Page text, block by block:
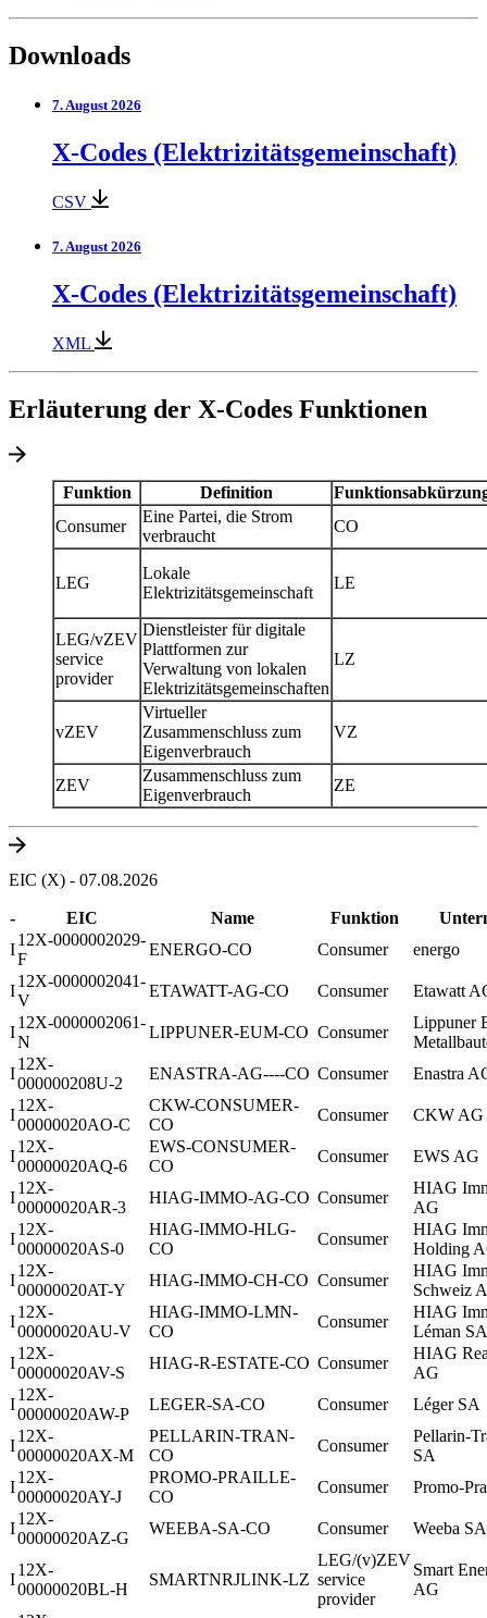
Downloads
7. August 2026
X-Codes (Elektrizitätsgemeinschaft)
CSV
7. August 2026
X-Codes (Elektrizitätsgemeinschaft)
XML
Erläuterung der X-Codes Funktionen
Funktion Definition
Consumer
Eine Partei, die Strom
verbraucht
CO
LEG
Lokale
Elektrizitätsgemeinschaft
LE
LEG/vZEV
service
provider
Dienstleister für digitale
Plattformen zur
Verwaltung von lokalen
Elektrizitätsgemeinschaften
LZ
vZEV
Virtueller
Zusammenschluss zum
Eigenverbrauch
VZ
ZEV
Zusammenschluss zum
Eigenverbrauch
ZE
EIC (X) - 07.08.2026
- EIC Name Funktion
I
12X-0000002029-
F
ENERGO-CO Consumer energo
I
12X-0000002041-
V
ETAWATT-AG-CO Consumer Etawatt
I
12X-0000002061-
N
LIPPUNER-EUM-CO Consumer
Lippuner
I
12X-
000000208U-2
ENASTRA-AG----CO Consumer Enastra
I
12X-
00000020AO-C
CKW-CONSUMER-
CO
Consumer CKW AG
I
12X-
00000020AQ-6
EWS-CONSUMER-
CO
Consumer EWS AG
I
12X-
00000020AR-3
HIAG-IMMO-AG-CO Consumer
HIAG
AG
I
12X-
00000020AS-0
HIAG-IMMO-HLG-
CO
Consumer
HIAG
Holding
I
12X-
00000020AT-Y
HIAG-IMMO-CH-CO Consumer
HIAG
Schweiz
I
12X-
00000020AU-V
HIAG-IMMO-LMN-
CO
Consumer
HIAG
Léman SA
I
12X-
00000020AV-S
HIAG-R-ESTATE-CO Consumer
HIAG
AG
I
12X-
00000020AW-P
LEGER-SA-CO Consumer Léger SA
I
12X-
00000020AX-M
PELLARIN-TRAN-
CO
Consumer
Pellarin-
SA
I
12X-
00000020AY-J
PROMO-PRAILLE-
CO
Consumer Promo-
I
12X-
00000020AZ-G
WEEBA-SA-CO Consumer Weeba SA
I
12X-
00000020BL-H
SMARTNRJLINK-LZ
LEG/(v)ZEV
service
provider
Smart
AG